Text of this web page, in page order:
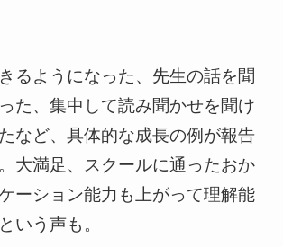
るようになった、先生の話を聞
た、集中して読み聞かせを聞け
など、具体的な成長の例が報告
大満足、スクールに通ったおか
ーション能力も上がって理解能
いう声も。